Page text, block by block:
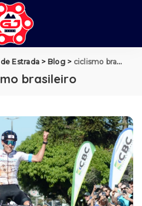
Estrada > Blog> ciclismo brasileiro
brasileiro